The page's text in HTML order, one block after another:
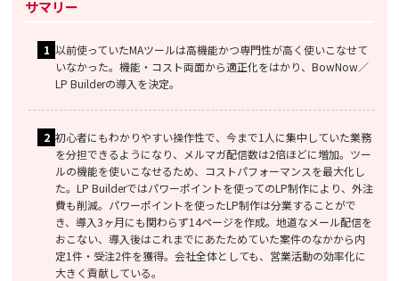
サマリー
以前使っていたMAツールは高機能かつ専門性が高く使いこなせて
いなかった。機能・コスト両面から適正化をはかり、BowNow／
LP Builderの導入を決定。
初心者にもわかりやすい操作性で、今まで1人に集中していた業務
を分担できるようになり、メルマガ配信数は2倍ほどに増加。ツー
ルの機能を使いこなせるため、コストパフォーマンスを最大化し
た。LP Builderではパワーポイントを使ってのLP制作により、外注
費も削減。パワーポイントを使ったLP制作は分業することがで
き、導入3ヶ月にも関わらず14ページを作成。地道なメール配信を
おこない、導入後はこれまでにあたためていた案件のなかから内
定1件・受注2件を獲得。会社全体としても、営業活動の効率化に
大きく貢献している。